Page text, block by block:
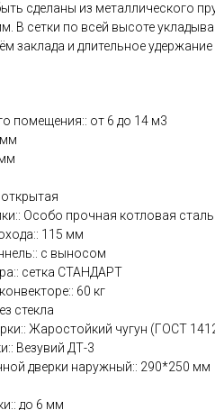
сделаны из металлического
В сетки по всей высоте
заклада и длительное
помещения:: от 6 до 14 м3
Особо прочная котловая
115 мм
с выносом
сетка СТАНДАРТ
60 кг
стекла
Жаростойкий чугун (ГОСТ
Везувий ДТ-3
дверки наружный:: 290*250 мм
до 6 мм